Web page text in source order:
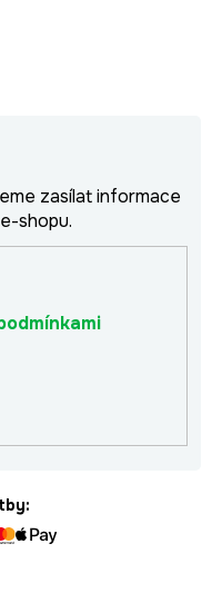
zasílat informace
shopu.